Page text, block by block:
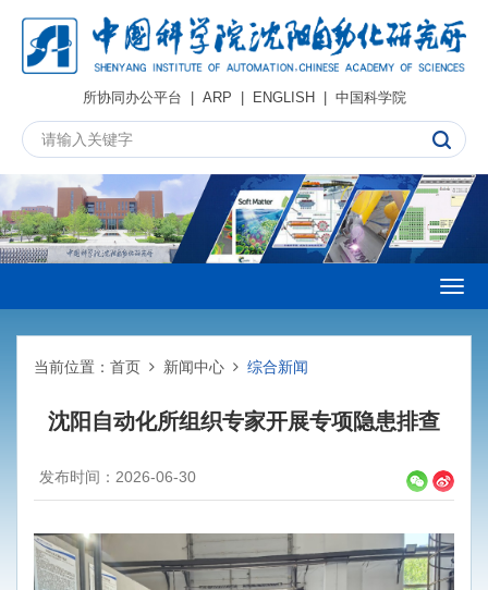
所协同办公平台 | ARP | ENGLISH| 中国科学院
当前位置： 首页 新闻中心 综合新闻
沈阳自动化所组织专家开展专项隐患排查
发布时间：2026-06-30